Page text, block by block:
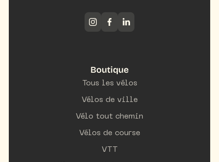
Boutique
Tous les vélos
Vélos de ville
Vélo tout chemin
Vélos de course
VTT